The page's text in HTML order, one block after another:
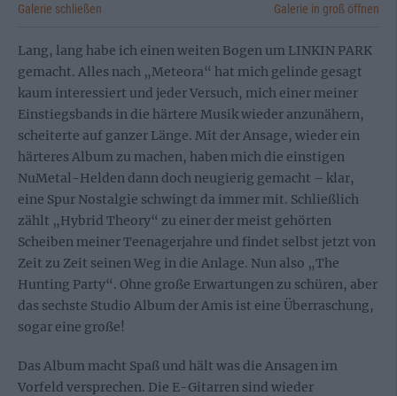
Galerie schließen Galerie in groß öffnen
Lang, lang habe ich einen weiten Bogen um LINKIN PARK
gemacht. Alles nach „Meteora“ hat mich gelinde gesagt
kaum interessiert und jeder Versuch, mich einer meiner
Einstiegsbands in die härtere Musik wieder anzunähern,
scheiterte auf ganzer Länge. Mit der Ansage, wieder ein
härteres Album zu machen, haben mich die einstigen
NuMetal-Helden dann doch neugierig gemacht – klar,
eine Spur Nostalgie schwingt da immer mit. Schließlich
zählt „Hybrid Theory“ zu einer der meist gehörten
Scheiben meiner Teenagerjahre und findet selbst jetzt von
Zeit zu Zeit seinen Weg in die Anlage. Nun also „The
Hunting Party“. Ohne große Erwartungen zu schüren, aber
das sechste Studio Album der Amis ist eine Überraschung,
sogar eine große!
Das Album macht Spaß und hält was die Ansagen im
Vorfeld versprechen. Die E-Gitarren sind wieder